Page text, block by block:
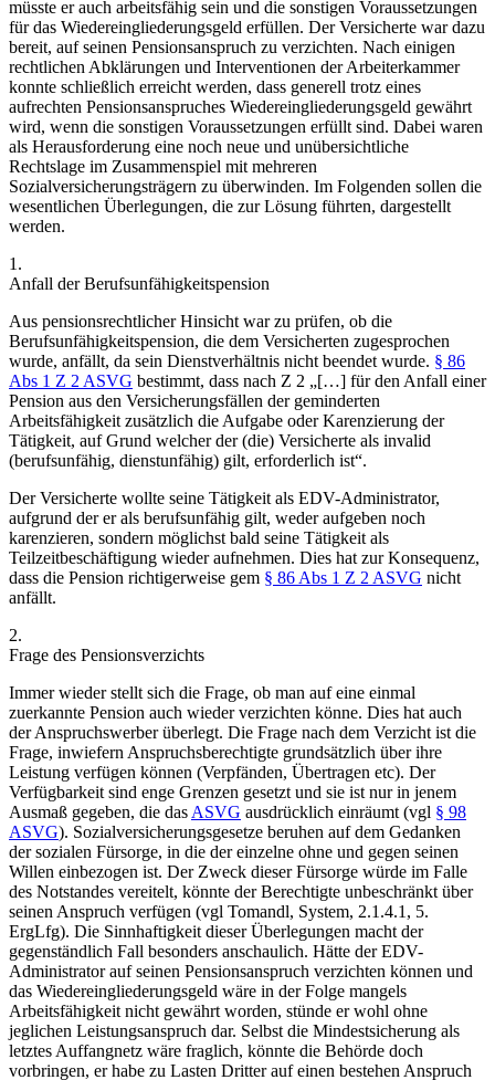
müsste er auch arbeitsfähig sein und die sonstigen Voraussetzungen
für das Wiedereingliederungsgeld erfüllen. Der Versicherte war dazu
bereit, auf seinen Pensionsanspruch zu verzichten. Nach einigen
rechtlichen Abklärungen und Interventionen der Arbeiterkammer
konnte schließlich erreicht werden, dass generell trotz eines
aufrechten Pensionsanspruches Wiedereingliederungsgeld gewährt
wird, wenn die sonstigen Voraussetzungen erfüllt sind. Dabei waren
als Herausforderung eine noch neue und unübersichtliche
Rechtslage im Zusammenspiel mit mehreren
Sozialversicherungsträgern zu überwinden. Im Folgenden sollen die
wesentlichen Überlegungen, die zur Lösung führten, dargestellt
werden.
1.
Anfall der Berufsunfähigkeitspension
Aus pensionsrechtlicher Hinsicht war zu prüfen, ob die
Berufsunfähigkeitspension, die dem Versicherten zugesprochen
wurde, anfällt, da sein Dienstverhältnis nicht beendet wurde. § 86
Abs 1 Z 2 ASVG bestimmt, dass nach Z 2 „[…] für den Anfall einer
Pension aus den Versicherungsfällen der geminderten
Arbeitsfähigkeit zusätzlich die Aufgabe oder Karenzierung der
Tätigkeit, auf Grund welcher der (die) Versicherte als invalid
(berufsunfähig, dienstunfähig) gilt, erforderlich ist“.
Der Versicherte wollte seine Tätigkeit als EDV-Administrator,
aufgrund der er als berufsunfähig gilt, weder aufgeben noch
karenzieren, sondern möglichst bald seine Tätigkeit als
Teilzeitbeschäftigung wieder aufnehmen. Dies hat zur Konsequenz,
dass die Pension richtigerweise gem § 86 Abs 1 Z 2 ASVG nicht
anfällt.
2.
Frage des Pensionsverzichts
Immer wieder stellt sich die Frage, ob man auf eine einmal
zuerkannte Pension auch wieder verzichten könne. Dies hat auch
der Anspruchswerber überlegt. Die Frage nach dem Verzicht ist die
Frage, inwiefern Anspruchsberechtigte grundsätzlich über ihre
Leistung verfügen können (Verpfänden, Übertragen etc). Der
Verfügbarkeit sind enge Grenzen gesetzt und sie ist nur in jenem
Ausmaß gegeben, die das ASVG ausdrücklich einräumt (vgl § 98
ASVG). Sozialversicherungsgesetze beruhen auf dem Gedanken
der sozialen Fürsorge, in die der einzelne ohne und gegen seinen
Willen einbezogen ist. Der Zweck dieser Fürsorge würde im Falle
des Notstandes vereitelt, könnte der Berechtigte unbeschränkt über
seinen Anspruch verfügen (vgl Tomandl, System, 2.1.4.1, 5.
ErgLfg). Die Sinnhaftigkeit dieser Überlegungen macht der
gegenständlich Fall besonders anschaulich. Hätte der EDV-
Administrator auf seinen Pensionsanspruch verzichten können und
das Wiedereingliederungsgeld wäre in der Folge mangels
Arbeitsfähigkeit nicht gewährt worden, stünde er wohl ohne
jeglichen Leistungsanspruch dar. Selbst die Mindestsicherung als
letztes Auffangnetz wäre fraglich, könnte die Behörde doch
vorbringen, er habe zu Lasten Dritter auf einen bestehen Anspruch